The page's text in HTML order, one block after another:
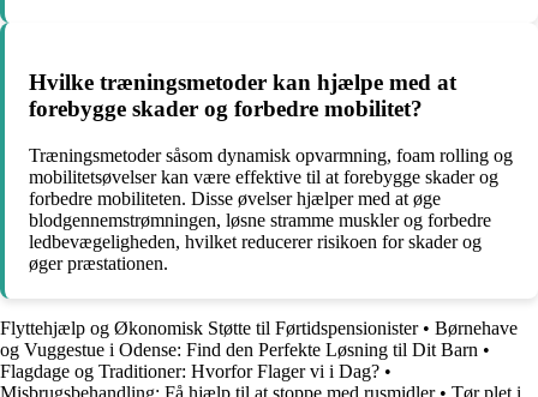
Hvilke træningsmetoder kan hjælpe med at
forebygge skader og forbedre mobilitet?
Træningsmetoder såsom dynamisk opvarmning, foam rolling og
mobilitetsøvelser kan være effektive til at forebygge skader og
forbedre mobiliteten. Disse øvelser hjælper med at øge
blodgennemstrømningen, løsne stramme muskler og forbedre
ledbevægeligheden, hvilket reducerer risikoen for skader og
øger præstationen.
Flyttehjælp og Økonomisk Støtte til Førtidspensionister• Børnehave
og Vuggestue i Odense: Find den Perfekte Løsning til Dit Barn •
Flagdage og Traditioner: Hvorfor Flager vi i Dag? •
Misbrugsbehandling: Få hjælp til at stoppe med rusmidler• Tør plet i